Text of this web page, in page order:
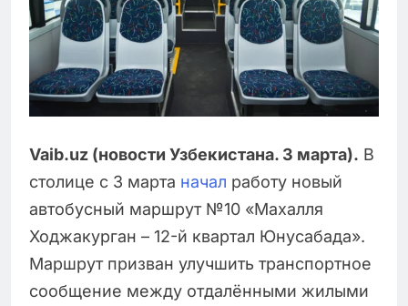
Vaib.uz (новости Узбекистана. 3 марта). В
столице с 3 марта начал работу новый
автобусный маршрут №10 «Махалля
Ходжакурган – 12-й квартал Юнусабада».
Маршрут призван улучшить транспортное
сообщение между отдалёнными жилыми